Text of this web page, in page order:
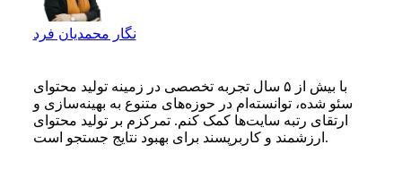
نگار محمدیان فرد
با بیش از ۵ سال تجربه تخصصی در زمینه تولید محتوای
سئو شده، توانسته‌ام در حوزه‌های متنوع به بهینه‌سازی و
ارتقای رتبه سایت‌ها کمک کنم. تمرکزم بر تولید محتوای
ارزشمند و کاربرپسند برای بهبود نتایج جستجو است.